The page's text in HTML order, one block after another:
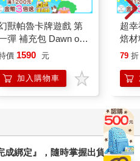
獸帕魯卡牌遊戲 第
彈 補充包 Dawn of
（日文版一
價 1590 元
加入購物車
超
焙
愛
79 折
成綁定』，隨時掌握出貨動